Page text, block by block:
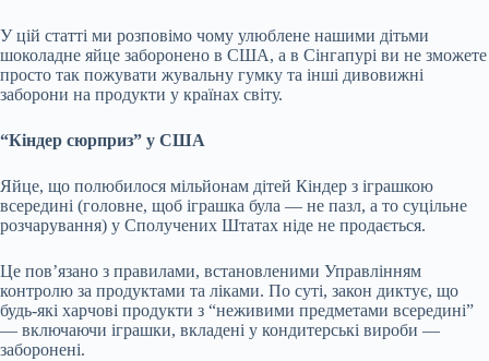
У цій статті ми розповімо чому улюблене нашими дітьми
шоколадне яйце заборонено в США, а в Сінгапурі ви не зможете
просто так пожувати жувальну гумку та інші дивовижні
заборони на продукти у країнах світу.
“Кіндер сюрприз” у США
Яйце, що полюбилося мільйонам дітей Кіндер з іграшкою
всередині (головне, щоб іграшка була — не пазл, а то суцільне
розчарування) у Сполучених Штатах ніде не продається.
Це пов’язано з правилами, встановленими Управлінням
контролю за продуктами та ліками. По суті, закон диктує, що
будь-які харчові продукти з “неживими предметами всередині”
— включаючи іграшки, вкладені у кондитерські вироби —
заборонені.